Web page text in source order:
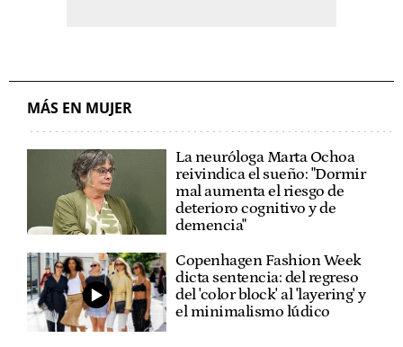
MÁS EN MUJER
La neuróloga Marta Ochoa
reivindica el sueño: "Dormir
mal aumenta el riesgo de
deterioro cognitivo y de
demencia"
Copenhagen Fashion Week
dicta sentencia: del regreso
del 'color block' al 'layering' y
el minimalismo lúdico